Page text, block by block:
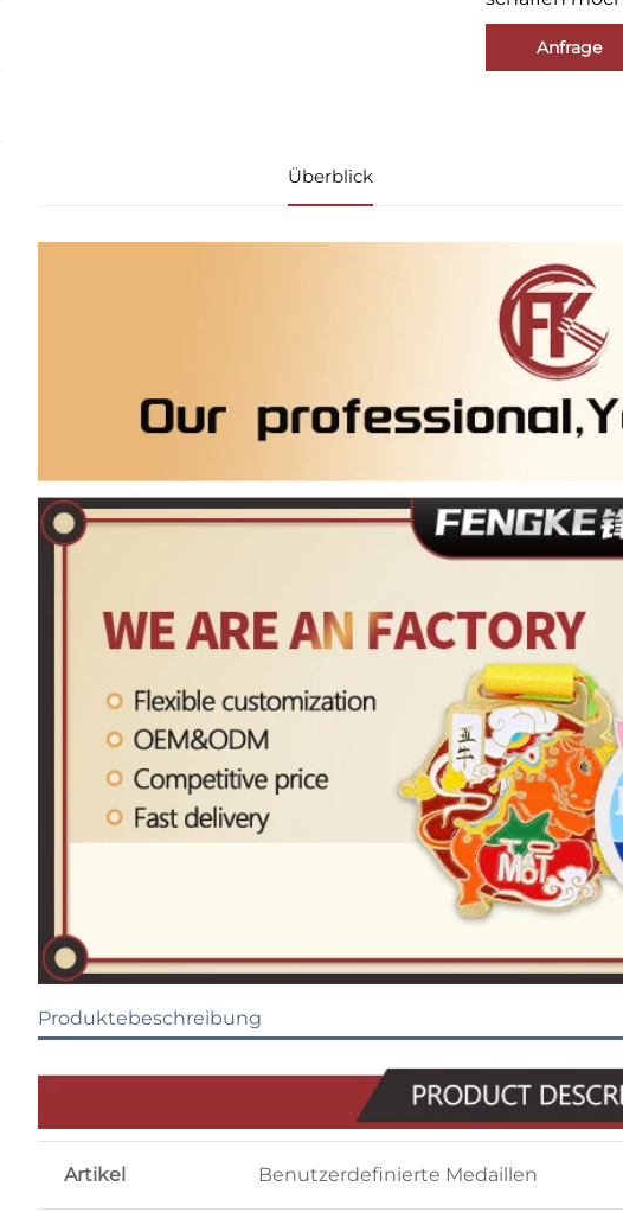
Anfrage
Überblick
Produktebeschreibung
Artikel Benutzerdefinierte Medaillen